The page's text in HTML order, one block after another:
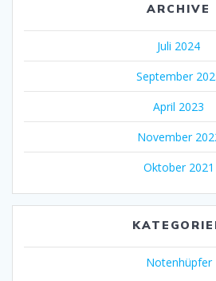
ARCHIVE
Juli 2024
September
April 2023
November
Oktober 2021
Notenhüpfer